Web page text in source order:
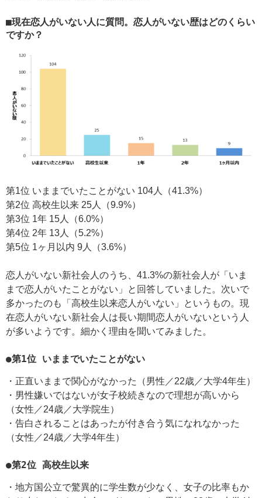
■現在恋人がいない人に質問。恋人がいない歴はどのくらい
ですか？
第1位 いままでいたことがない 104人（41.3%）
第2位 高校生以来 25人（9.9%）
第3位 1年 15人（6.0%）
第4位 2年 13人（5.2%）
第5位 1ヶ月以内 9人（3.6%）
恋人がいない新社会人のうち、41.3%の新社会人が「いま
まで恋人がいたことがない」と回答していました。次いで
多かったのも「高校生以来恋人がいない」というもの。現
在恋人がいない新社会人は長い期間恋人がいないという人
が多いようです。細かく理由を聞いてみました。
●第1位 いままでいたことがない
・正直いままで関心がなかった（男性／22歳／大学4年生）
・男性嫌いではないが女子校続きなので理想が高いから
（女性／24歳／大学院生）
・告白されることはあったが付き合う気になれなかった
（女性／24歳／大学4年生）
●第2位 高校生以来
・地方国公立で驚異的に学生数が少なく、女子の比率もか